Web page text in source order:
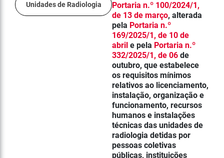
Unidades de Radiologia
Portaria n.º 100/2024/1,
de 13 de março, alterada
pela Portaria n.º
169/2025/1, de 10 de
abril e pela Portaria n.º
332/2025/1, de 06 de
outubro, que estabelece
os requisitos mínimos
relativos ao licenciamento,
instalação, organização e
funcionamento, recursos
humanos e instalações
técnicas das unidades de
radiologia detidas por
pessoas coletivas
públicas, instituições